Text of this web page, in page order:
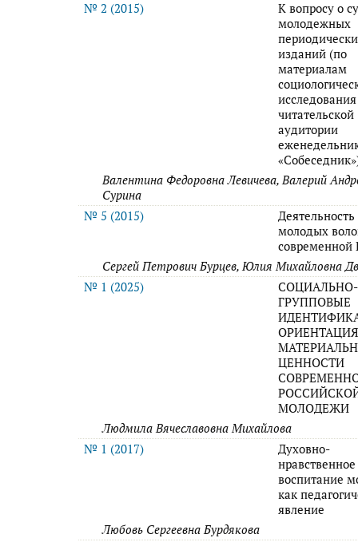
№ 2 (2015)
К вопросу о
молодежных
изданий (по
материалам
исследования
читательской
аудитории
Валентина Федоровна Левичева, Валерий
Сурина
№ 5 (2015)
Деятельность
молодых
современной
Сергей Петрович Бурцев, Юлия Михайловна
№ 1 (2025)
СОЦИАЛЬНО-
ГРУППОВЫЕ
ЦЕННОСТИ
МОЛОДЕЖИ
Людмила Вячеславовна Михайлова
№ 1 (2017)
Духовно-
нравственное
воспитание
как
явление
Любовь Сергеевна Бурдякова